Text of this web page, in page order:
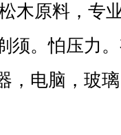
木原料，专
须。怕压力
，电脑，玻